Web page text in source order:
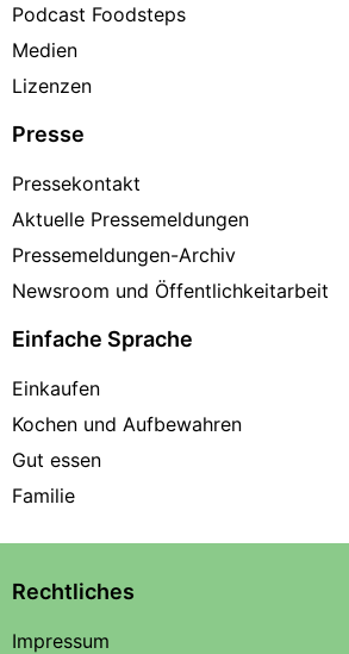
Podcast Foodsteps
Medien
Lizenzen
Presse
Pressekontakt
Aktuelle Pressemeldungen
Pressemeldungen-Archiv
Newsroom und Öffentlichkeitarbeit
Einfache Sprache
Einkaufen
Kochen und Aufbewahren
Gut essen
Familie
Rechtliches
Impressum